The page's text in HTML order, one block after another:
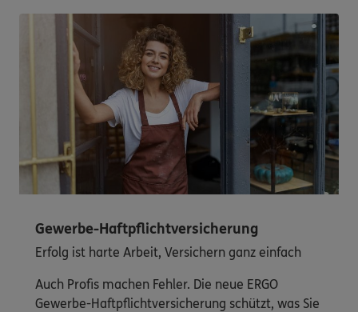
Gewerbe-Haftpflichtversicherung
Erfolg ist harte Arbeit, Versichern ganz einfach
Auch Profis machen Fehler. Die neue ERGO
Gewerbe-Haftpflichtversicherung schützt, was Sie